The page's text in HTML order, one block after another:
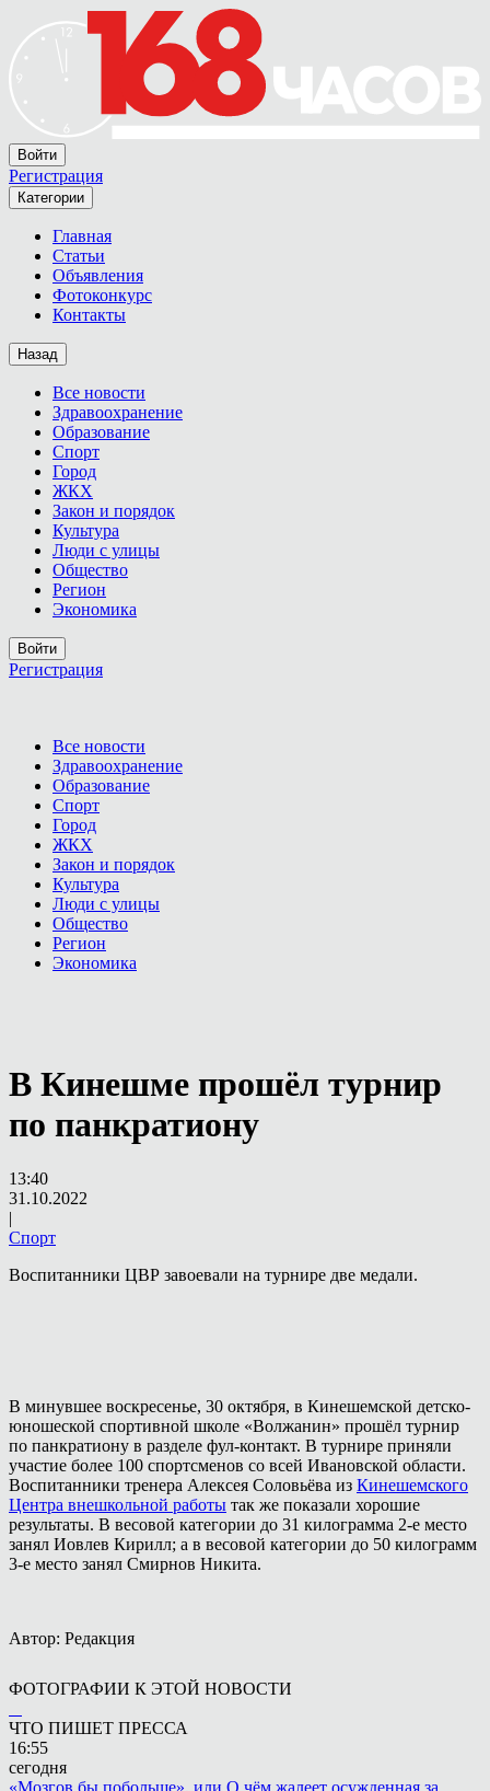
Войти
Регистрация
Категории
Главная
Статьи
Объявления
Фотоконкурс
Контакты
Назад
Все новости
Здравоохранение
Образование
Спорт
Город
ЖКХ
Закон и порядок
Культура
Люди с улицы
Общество
Регион
Экономика
Войти
Регистрация
Все новости
Здравоохранение
Образование
Спорт
Город
ЖКХ
Закон и порядок
Культура
Люди с улицы
Общество
Регион
Экономика
В Кинешме прошёл турнир
по панкратиону
13:40
31.10.2022
|
Спорт
Воспитанники ЦВР завоевали на турнире две медали.
В минувшее воскресенье, 30 октября, в Кинешемской детско-
юношеской спортивной школе «Волжанин» прошёл турнир
по панкратиону в разделе фул-контакт. В турнире приняли
участие более 100 спортсменов со всей Ивановской области.
Воспитанники тренера Алексея Соловьёва из Кинешемского
Центра внешкольной работы так же показали хорошие
результаты. В весовой категории до 31 килограмма 2-е место
занял Иовлев Кирилл; а в весовой категории до 50 килограмм
3-е место занял Смирнов Никита.
Автор: Редакция
ФОТОГРАФИИ К ЭТОЙ НОВОСТИ
ЧТО ПИШЕТ ПРЕССА
16:55
сегодня
«Мозгов бы побольше», или О чём жалеет осужденная за